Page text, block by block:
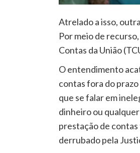
Atrelado a isso,
Por meio de
Contas da União
O entendimento
contas fora do
que se falar em
dinheiro ou
prestação de
derrubado pela